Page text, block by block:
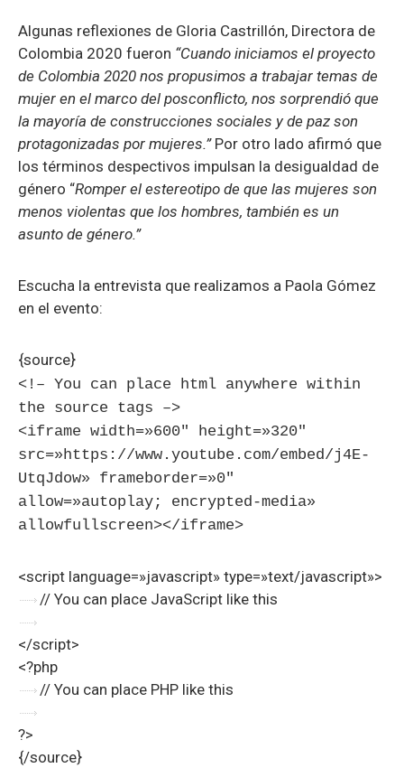
Algunas reflexiones de Gloria Castrillón, Directora de
Colombia 2020 fueron “Cuando iniciamos el proyecto
de Colombia 2020 nos propusimos a trabajar temas de
mujer en el marco del posconflicto, nos sorprendió que
la mayoría de construcciones sociales y de paz son
protagonizadas por mujeres.”Por otro lado afirmó que
los términos despectivos impulsan la desigualdad de
género “Romper el estereotipo de que las mujeres son
menos violentas que los hombres, también es un
asunto de género.”
Escucha la entrevista que realizamos a Paola Gómez
en el evento:
{source}
<!– You can place html anywhere within
the source tags –>
<iframe width=»600″ height=»320″
src=»https://www.youtube.com/embed/j4E-
UtqJdow» frameborder=»0″
allow=»autoplay; encrypted-media»
allowfullscreen></iframe>
<script language=»javascript» type=»text/javascript»>
// You can place JavaScript like this
</script>
<?php
// You can place PHP like this
?>
{/source}